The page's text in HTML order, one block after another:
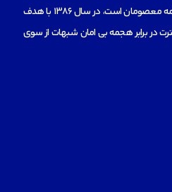
معارف اعتقادی سرلوحه آموزه‌های ائمه معصومان است، در سال 1386 با هدف
در برابر هجمه بی امان شبهات از سوی